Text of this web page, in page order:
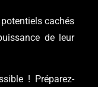
potentiels cachés
de leur
! Préparez-